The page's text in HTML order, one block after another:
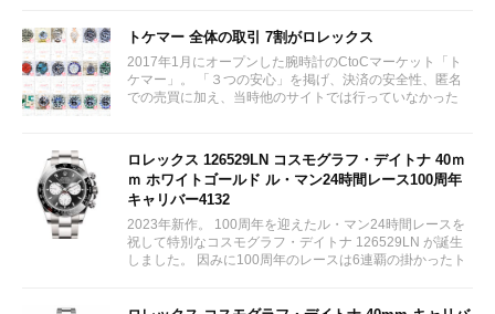
トケマー 全体の取引 7割がロレックス
2017年1月にオープンした腕時計のCtoCマーケット「ト
ケマー」。 「３つの安心」を掲げ、決済の安全性、匿名
での売買に加え、当時他のサイトでは行っていなかった
ロレックス 126529LN コスモグラフ・デイトナ 40ｍ
ｍ ホワイトゴールド ル・マン24時間レース100周年
キャリバー4132
2023年新作。 100周年を迎えたル・マン24時間レースを
祝して特別なコスモグラフ・デイトナ 126529LN が誕生
しました。 因みに100周年のレースは6連覇の掛かったト